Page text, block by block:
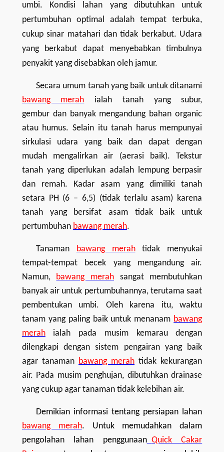
umbi. Kondisi lahan yang dibutuhkan untuk
pertumbuhan optimal adalah tempat terbuka,
cukup sinar matahari dan tidak berkabut. Udara
yang berkabut dapat menyebabkan timbulnya
penyakit yang disebabkan oleh jamur.
Secara umum tanah yang baik untuk ditanami
bawang merah ialah tanah yang subur,
gemburdanbanyak mengandung bahan organic
atau humus. Selain itu tanah harus mempunyai
sirkulasi udara yang baik dan dapat dengan
mudah mengalirkan air (aerasi baik). Tekstur
tanah yang diperlukan adalah lempung berpasir
dan remah. Kadar asam yang dimiliki tanah
setara PH (6 – 6,5) (tidak terlalu asam) karena
tanah yang bersifat asam tidak baik untuk
pertumbuhan bawang merah.
Tanaman bawang merahtidak menyukai
tempat-tempat becek yang mengandung air.
Namun, bawang merah sangat membutuhkan
banyak air untuk pertumbuhannya, terutama saat
pembentukan umbi. Oleh karena itu, waktu
tanam yang paling baik untuk menanam bawang
merahialah pada musim kemarau dengan
dilengkapi dengan sistem pengairan yang baik
agar tanaman bawang merah tidak kekurangan
air. Pada musim penghujan, dibutuhkan drainase
yang cukup agar tanaman tidak kelebihan air.
Demikian informasi tentang persiapan lahan
bawang merah. Untuk memudahkan dalam
pengolahan lahan penggunaan QuickCakar